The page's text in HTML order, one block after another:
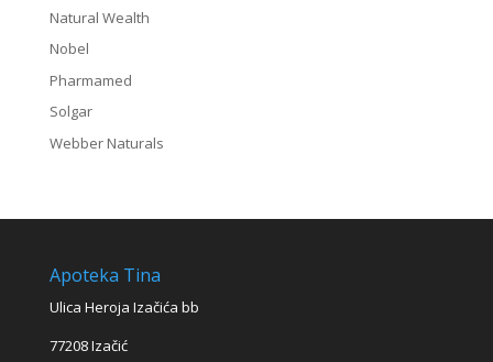
Natural Wealth
Nobel
Pharmamed
Solgar
Webber Naturals
Apoteka Tina
Ulica Heroja Izačića bb
77208 Izačić